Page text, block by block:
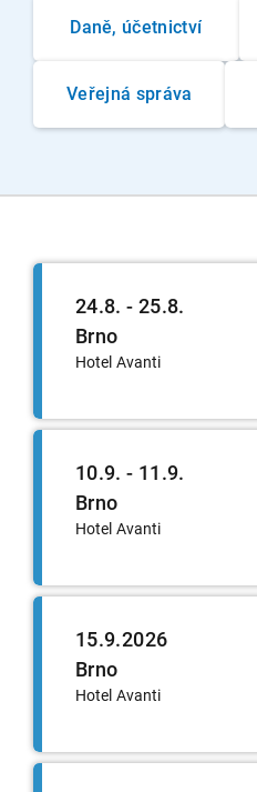
Daně, účetnictví
Veřejná správa
24.8. - 25.8.
Brno
Hotel Avanti
10.9. - 11.9.
Brno
Hotel Avanti
15.9.2026
Brno
Hotel Avanti